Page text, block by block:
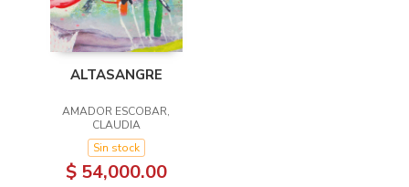
ALTASANGRE
AMADOR ESCOBAR,
CLAUDIA
Sin stock
$ 54,000.00